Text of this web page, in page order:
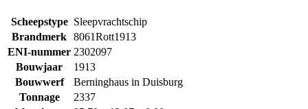
Scheepstype Sleepvrachtschip
Brandmerk 8061Rott1913
ENI-nummer 2302097
Bouwjaar
1913
Bouwwerf
Berninghaus in Duisburg
Tonnage
2337